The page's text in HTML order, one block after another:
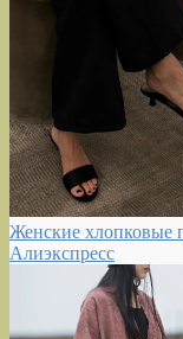
Женские хлопковые
Алиэкспресс